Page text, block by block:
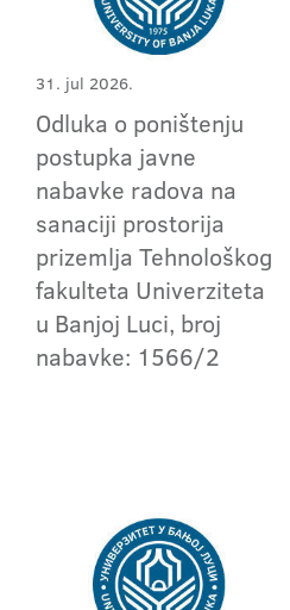
31. jul 2026.
Odluka o poništenju
postupka javne
nabavke radova na
sanaciji prostorija
prizemlja Tehnološkog
fakulteta Univerziteta
u Banjoj Luci, broj
nabavke: 1566/2